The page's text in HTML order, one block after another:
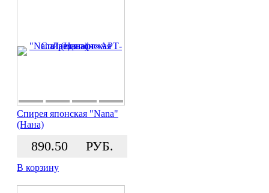
Спирея японская "Nana"
(Нана)
890.50 РУБ.
В корзину